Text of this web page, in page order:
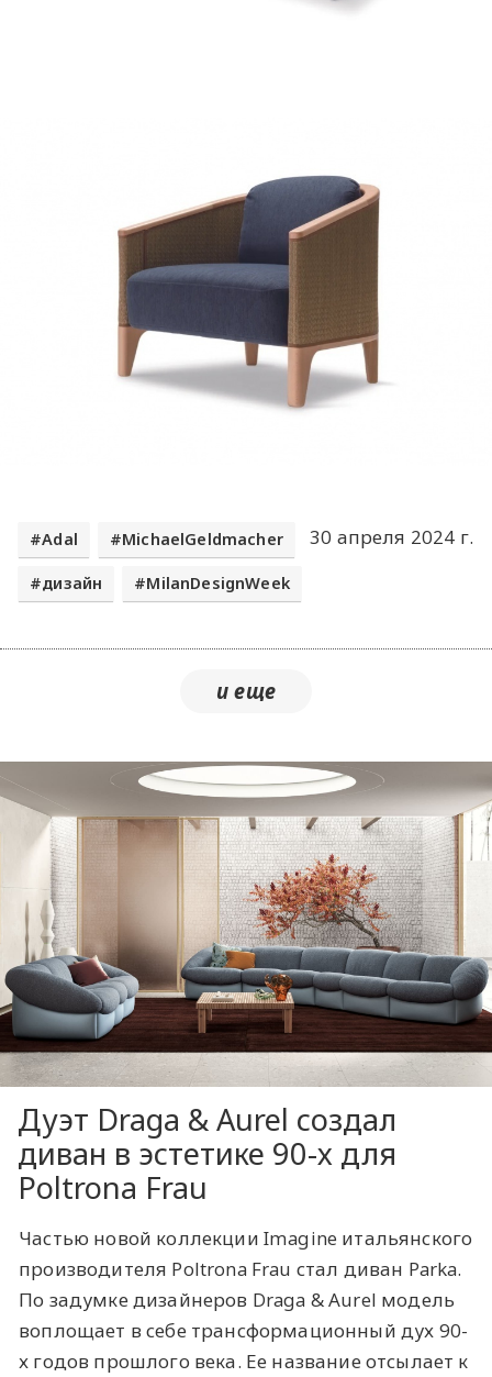
30 апреля 2024 г.
Adal MichaelGeldmacher
дизайн MilanDesignWeek
Дуэт Draga & Aurel создал
диван в эстетике 90-х для
Poltrona Frau
Частью новой коллекции Imagine итальянского
производителя Poltrona Frau стал диван Parka.
По задумке дизайнеров Draga & Aurel модель
воплощает в себе трансформационный дух 90-
х годов прошлого века. Ее название отсылает к